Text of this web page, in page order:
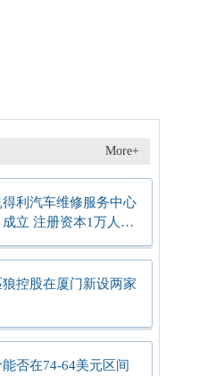
More+
利汽车维修服务中心
成立 注册资本1万人民
控股在厦门新设两家
否在74-64美元区间